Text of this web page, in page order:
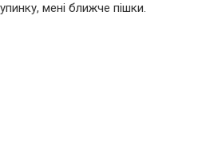
мені ближче пішки.